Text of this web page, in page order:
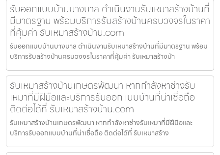
รับออกแบบบ้านบางบาล ดำเนินงานรับเหมาสร้างบ้านที่
มีมาตรฐาน พร้อมบริการรับสร้างบ้านครบวงจรในราคา
ที่คุ้มค่า รับเหมาสร้างบ้าน.com
รับออกแบบบ้านบางบาล ดำเนินงานรับเหมาสร้างบ้านที่มีมาตรฐาน พร้อม
บริการรับสร้างบ้านครบวงจรในราคาที่คุ้มค่า รับเหมาสร้างบ้า
รับเหมาสร้างบ้านเกษตรพัฒนา หากกำลังหาช่างรับ
เหมาที่มีฝีมือและบริการรับออกแบบบ้านที่น่าเชื่อถือ
ติดต่อได้ที่ รับเหมาสร้างบ้าน.com
รับเหมาสร้างบ้านเกษตรพัฒนา หากกำลังหาช่างรับเหมาที่มีฝีมือและ
บริการรับออกแบบบ้านที่น่าเชื่อถือ ติดต่อได้ที่ รับเหมาสร้าง